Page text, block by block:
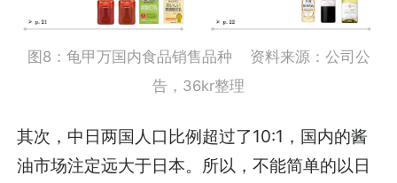
图8：龟甲万国内食品销售品种 资料来源：公司公
告，36kr整理
其次，中日两国人口比例超过了10:1，国内的酱
油市场注定远大于日本。所以，不能简单的以日